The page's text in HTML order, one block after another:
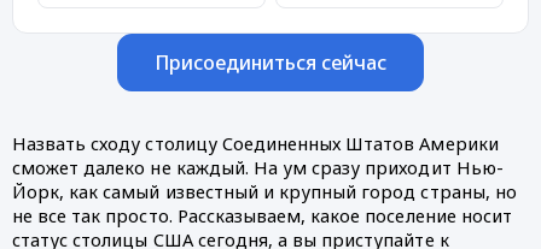
Присоединиться сейчас
Назвать сходу столицу Соединенных Штатов Америки
сможет далеко не каждый. На ум сразу приходит Нью-
Йорк, как самый известный и крупный город страны, но
не все так просто. Рассказываем, какое поселение носит
статус столицы США сегодня, а вы приступайте к